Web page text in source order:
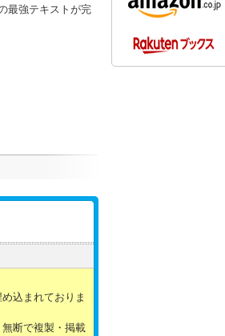
最強テキストが完
込まれておりま
断で複製・掲載